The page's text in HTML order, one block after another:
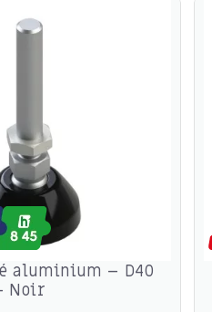
aluminium – D40
Noir